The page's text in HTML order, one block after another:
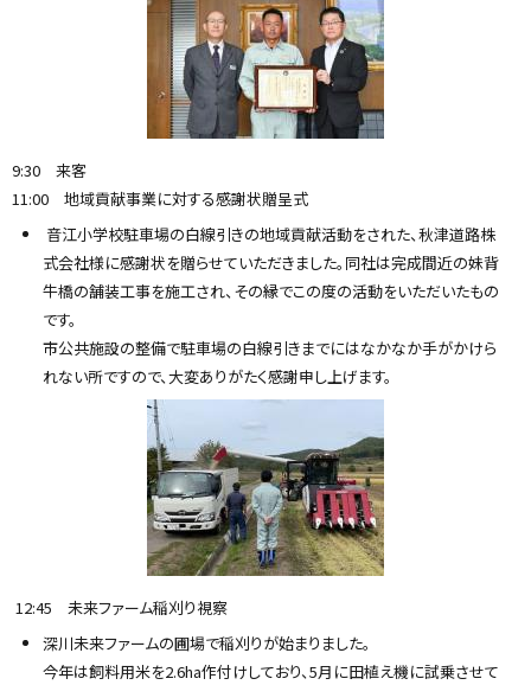
9:30 来客
11:00 地域貢献事業に対する感謝状贈呈式
音江小学校駐車場の白線引きの地域貢献活動をされた、秋津道路株
式会社様に感謝状を贈らせていただきました。同社は完成間近の妹背
牛橋の舗装工事を施工され、その縁でこの度の活動をいただいたもの
です。
市公共施設の整備で駐車場の白線引きまでにはなかなか手がかけら
れない所ですので、大変ありがたく感謝申し上げます。
12:45 未来ファーム稲刈り視察
深川未来ファームの圃場で稲刈りが始まりました。
今年は飼料用米を2.6ha作付けしており、5月に田植え機に試乗させて